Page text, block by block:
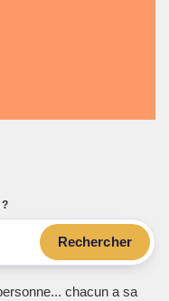
?
Rechercher
chacun a sa